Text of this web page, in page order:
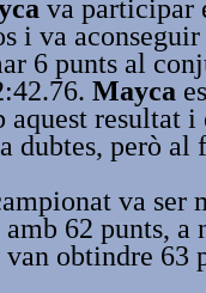
va participar
i va
6 punts al
Mayca
aquest resultat
dubtes, però
va ser
62 punts, a
obtindre 63